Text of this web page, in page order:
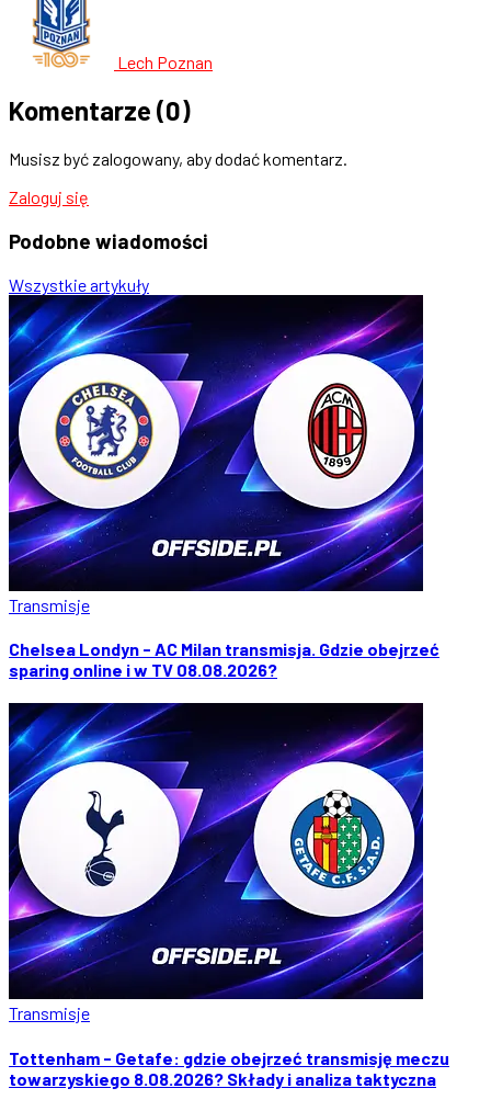
Lech Poznan
Komentarze (0)
Musisz być zalogowany, aby dodać komentarz.
Zaloguj się
Podobne wiadomości
Wszystkie artykuły
Transmisje
Chelsea Londyn - AC Milan transmisja. Gdzie obejrzeć
sparing online i w TV 08.08.2026?
Transmisje
Tottenham - Getafe: gdzie obejrzeć transmisję meczu
towarzyskiego 8.08.2026? Składy i analiza taktyczna